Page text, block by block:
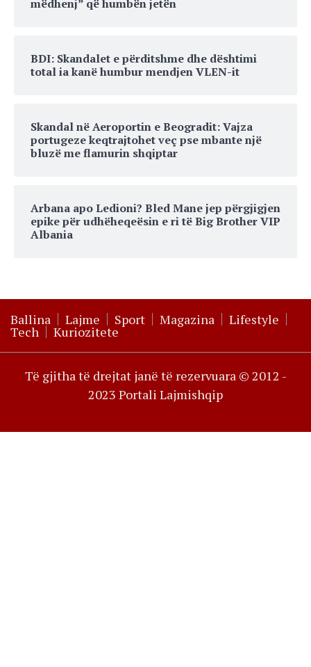
mëdhenj” që humbën jetën
BDI: Skandalet e përditshme dhe dështimi
total ia kanë humbur mendjen VLEN-it
Skandal në Aeroportin e Beogradit: Vajza
portugeze keqtrajtohet veç pse mbante një
bluzë me flamurin shqiptar
Arbana apo Ledioni? Bled Mane jep përgjigjen
epike për udhëheqeësin e ri të Big Brother VIP
Albania
Ballina Lajme Sport Magazina Lifestyle
Tech Kuriozitete
Të gjitha të drejtat janë të rezervuara © 2012 -
2023 Portali Lajmishqip